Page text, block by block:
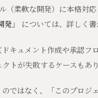
（柔軟な開発）に本格対
」 については、詳しく
キュメント作成や承認フ
トが失敗するケースもあり
ではなく、「このプロ